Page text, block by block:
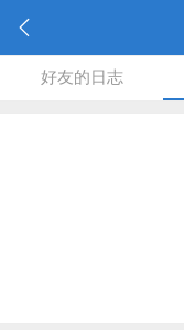
好友的日志